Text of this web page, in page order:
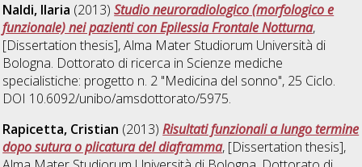
Naldi, Ilaria (2013)Studio neuroradiologico (morfologico e
funzionale) nei pazienti con Epilessia Frontale Notturna,
[Dissertation thesis], Alma Mater Studiorum Università di
Bologna. Dottorato di ricerca in Scienze mediche
specialistiche: progetto n. 2 "Medicina del sonno", 25 Ciclo.
DOI 10.6092/unibo/amsdottorato/5975.
Rapicetta, Cristian (2013)Risultati funzionali a lungo termine
dopo sutura o plicatura del diaframma, [Dissertation thesis],